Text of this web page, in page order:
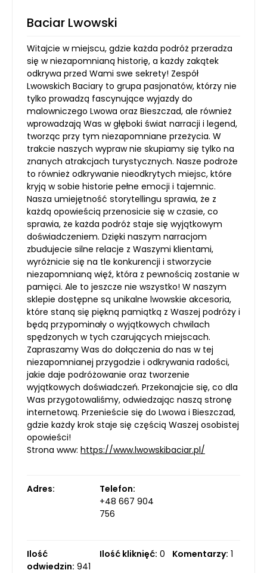
Baciar Lwowski
Witajcie w miejscu, gdzie każda podróż przeradza
się w niezapomnianą historię, a każdy zakątek
odkrywa przed Wami swe sekrety! Zespół
Lwowskich Baciary to grupa pasjonatów, którzy nie
tylko prowadzą fascynujące wyjazdy do
malowniczego Lwowa oraz Bieszczad, ale również
wprowadzają Was w głęboki świat narracji i legend,
tworząc przy tym niezapomniane przeżycia. W
trakcie naszych wypraw nie skupiamy się tylko na
znanych atrakcjach turystycznych. Nasze podroże
to również odkrywanie nieodkrytych miejsc, które
kryją w sobie historie pełne emocji i tajemnic.
Nasza umiejętność storytellingu sprawia, że z
każdą opowieścią przenosicie się w czasie, co
sprawia, że każda podróż staje się wyjątkowym
doświadczeniem. Dzięki naszym narracjom
zbudujecie silne relacje z Waszymi klientami,
wyróżnicie się na tle konkurencji i stworzycie
niezapomnianą więź, która z pewnością zostanie w
pamięci. Ale to jeszcze nie wszystko! W naszym
sklepie dostępne są unikalne lwowskie akcesoria,
które staną się piękną pamiątką z Waszej podróży i
będą przypominały o wyjątkowych chwilach
spędzonych w tych czarujących miejscach.
Zapraszamy Was do dołączenia do nas w tej
niezapomnianej przygodzie i odkrywania radości,
jakie daje podróżowanie oraz tworzenie
wyjątkowych doświadczeń. Przekonajcie się, co dla
Was przygotowaliśmy, odwiedzając naszą stronę
internetową. Przenieście się do Lwowa i Bieszczad,
gdzie każdy krok staje się częścią Waszej osobistej
opowieści!
Strona www: https://www.lwowskibaciar.pl/
Adres:
Telefon:
+48 667 904
756
Ilość
odwiedzin: 941
Ilość kliknięć: 0 Komentarzy: 1